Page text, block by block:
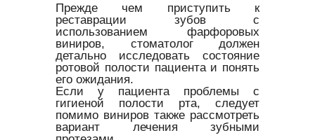
Прежде чем приступить к
реставрации зубов с
использованием фарфоровых
виниров, стоматолог должен
детально исследовать состояние
ротовой полости пациента и понять
его ожидания.
Если у пациента проблемы с
гигиеной полости рта, следует
помимо виниров также рассмотреть
вариант лечения зубными